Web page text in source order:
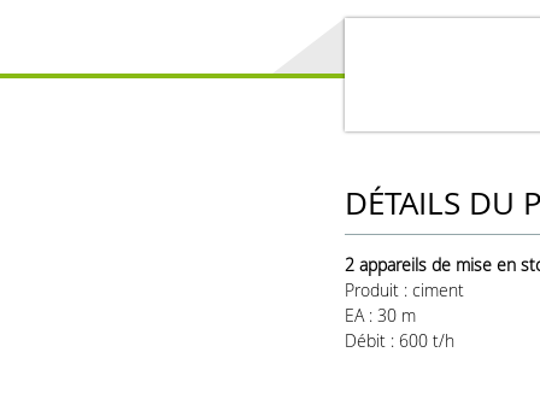
DÉTAILS DU
2 appareils de mise en
Produit : ciment
EA : 30 m
Débit : 600 t/h